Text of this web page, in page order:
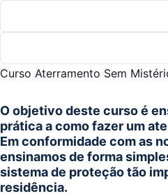
Curso Aterramento Sem
O objetivo deste curso é
prática a como fazer um
Em conformidade com as
ensinamos de forma
sistema de proteção tão
residência.